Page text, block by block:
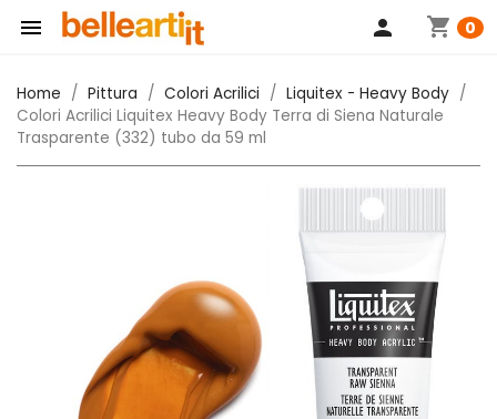
 shopping_cart 0
person
Home Pittura Colori Acrilici
Liquitex - Heavy Body
Colori Acrilici Liquitex Heavy Body Terra di Siena Naturale
Trasparente (332) tubo da 59 ml